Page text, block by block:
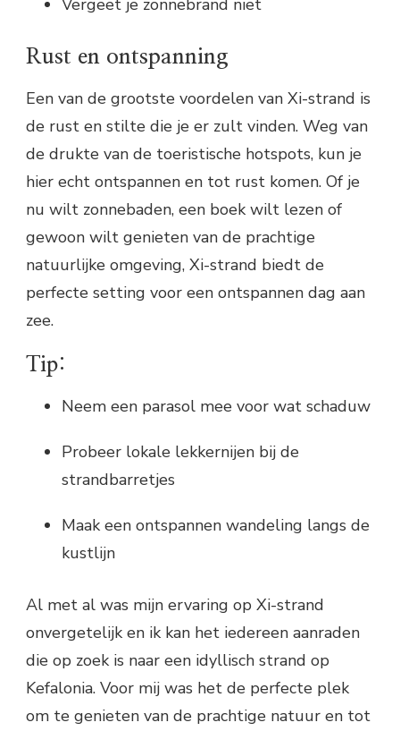
Rust en ontspanning
Een van de grootste voordelen van Xi-strand is
de rust en stilte die je er zult vinden. Weg van
de drukte van de toeristische hotspots, kun je
hier echt ontspannen en tot rust komen. Of je
nu wilt zonnebaden, een boek wilt lezen of
gewoon wilt genieten van de prachtige
natuurlijke omgeving, Xi-strand biedt de
perfecte setting voor een ontspannen dag aan
zee.
Tip:
Neem een parasol mee voor wat schaduw
Probeer lokale lekkernijen bij de
strandbarretjes
Maak een ontspannen wandeling langs de
kustlijn
Al met al was mijn ervaring op Xi-strand
onvergetelijk en ik kan het iedereen aanraden
die op zoek is naar een idyllisch strand op
Kefalonia. Voor mij was het de perfecte plek
om te genieten van de prachtige natuur en tot